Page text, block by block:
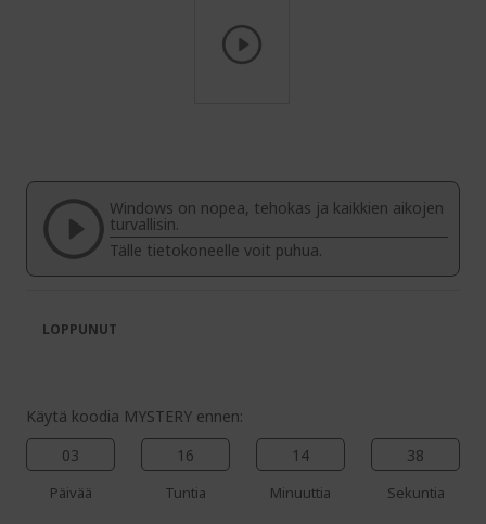
beginning
the
images
gallery
Windows on nopea, tehokas ja kaikkien aikojen
turvallisin.
Tälle tietokoneelle voit puhua.
Käytä koodia MYSTERY ennen:
03
Päivää
16
Tuntia
14
Minuuttia
37
Sekuntia
LOPPUNUT